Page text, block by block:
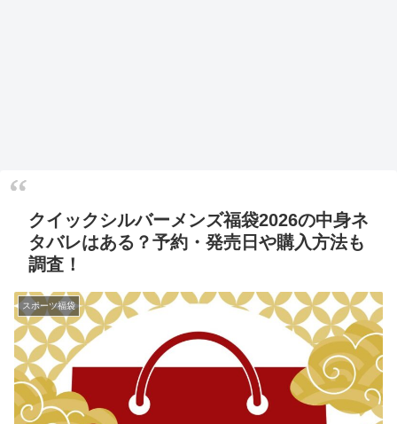
クイックシルバーメンズ福袋2026の中身ネ
タバレはある？予約・発売日や購入方法も
調査！
スポーツ福袋